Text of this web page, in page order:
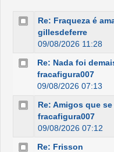
Re: Fraqueza é
gillesdeferre
09/08/2026 11:28
Re: Nada foi
fracafigura007
09/08/2026 07:13
Re: Amigos que
fracafigura007
09/08/2026 07:12
Re: Frisson